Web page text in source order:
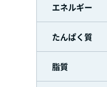
エネルギー
たんぱく質
脂質